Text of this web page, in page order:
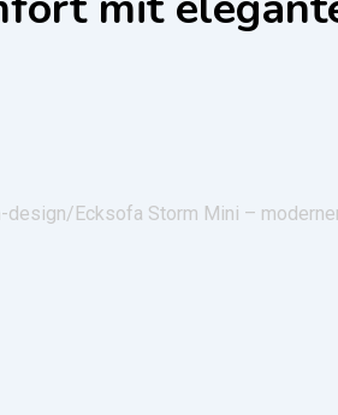
design/ Ecksofa Storm Mini –